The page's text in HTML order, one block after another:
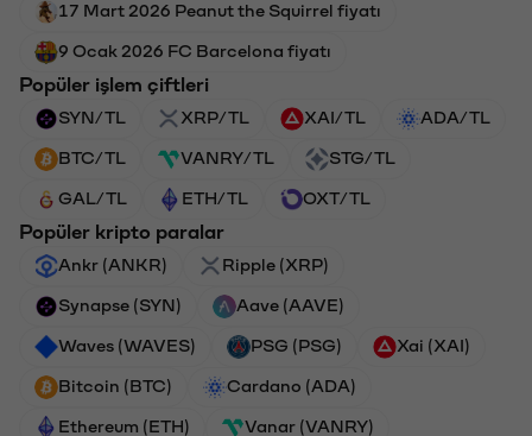
17 Mart 2026 Peanut the Squirrel fiyatı
9 Ocak 2026 FC Barcelona fiyatı
Popüler işlem çiftleri
SYN/TL XRP/TL XAI/TL ADA/TL
BTC/TL VANRY/TL STG/TL
GAL/TL ETH/TL OXT/TL
Popüler kripto paralar
Ankr (ANKR) Ripple (XRP)
Synapse (SYN) Aave (AAVE)
Waves (WAVES) PSG (PSG) Xai (XAI)
Bitcoin (BTC) Cardano (ADA)
Ethereum (ETH) Vanar (VANRY)